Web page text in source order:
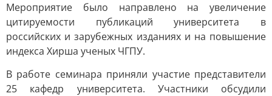
Мероприятие было направлено на увеличение
цитируемости публикаций университета в
российских и зарубежных изданиях и на повышение
индекса Хирша ученых ЧГПУ.
В работе семинара приняли участие представители
25 кафедр университета. Участники обсудили